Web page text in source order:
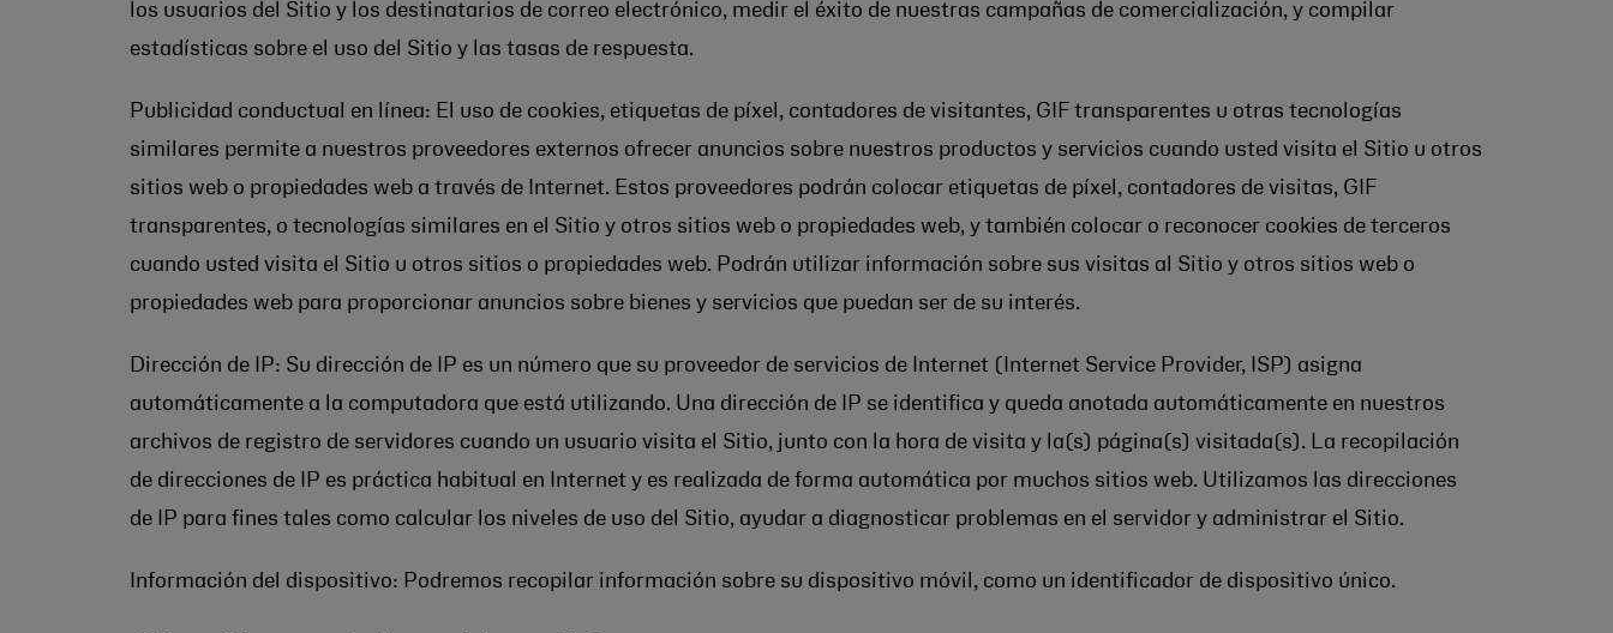
los usuarios del Sitio y los destinatarios de correo electrónico, medir el éxito de nuestras campañas de comercialización, y compilar
estadísticas sobre el uso del Sitio y las tasas de respuesta.
Publicidad conductual en línea: El uso de cookies, etiquetas de píxel, contadores de visitantes, GIF transparentes u otras tecnologías
similares permite a nuestros proveedores externos ofrecer anuncios sobre nuestros productos y servicios cuando usted visita el Sitio u otros
sitios web o propiedades web a través de Internet. Estos proveedores podrán colocar etiquetas de píxel, contadores de visitas, GIF
transparentes, o tecnologías similares en el Sitio y otros sitios web o propiedades web, y también colocar o reconocer cookies de terceros
cuando usted visita el Sitio u otros sitios o propiedades web. Podrán utilizar información sobre sus visitas al Sitio y otros sitios web o
propiedades web para proporcionar anuncios sobre bienes y servicios que puedan ser de su interés.
Dirección de IP: Su dirección de IP es un número que su proveedor de servicios de Internet (Internet Service Provider, ISP) asigna
automáticamente a la computadora que está utilizando. Una dirección de IP se identifica y queda anotada automáticamente en nuestros
archivos de registro de servidores cuando un usuario visita el Sitio, junto con la hora de visita y la(s) página(s) visitada(s). La recopilación
de direcciones de IP es práctica habitual en Internet y es realizada de forma automática por muchos sitios web. Utilizamos las direcciones
de IP para fines tales como calcular los niveles de uso del Sitio, ayudar a diagnosticar problemas en el servidor y administrar el Sitio.
Información del dispositivo: Podremos recopilar información sobre su dispositivo móvil, como un identificador de dispositivo único.